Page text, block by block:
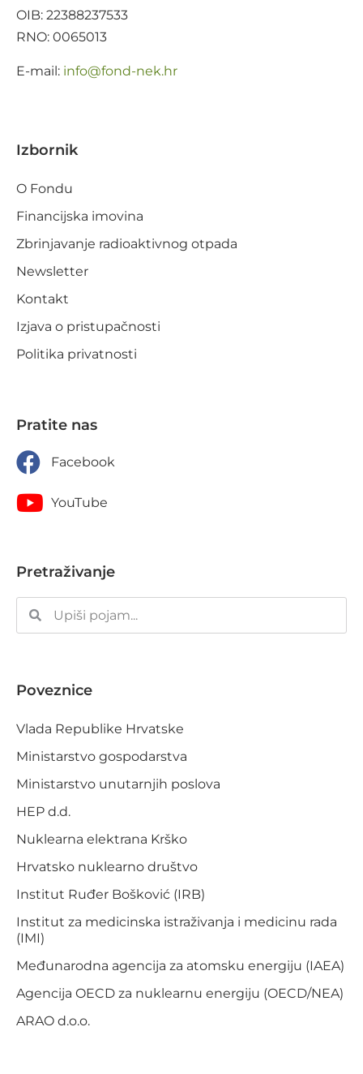
OIB: 22388237533
RNO: 0065013
E-mail: rh.ken-dnof
@ofni
Izbornik
O Fondu
Financijska imovina
Zbrinjavanje radioaktivnog otpada
Newsletter
Kontakt
Izjava o pristupačnosti
Politika privatnosti
Pratite nas
Facebook
YouTube
Pretraživanje
Poveznice
Vlada Republike Hrvatske
Ministarstvo gospodarstva
Ministarstvo unutarnjih poslova
HEP d.d.
Nuklearna elektrana Krško
Hrvatsko nuklearno društvo
Institut Ruđer Bošković (IRB)
Institut za medicinska istraživanja i medicinu rada
(IMI)
Međunarodna agencija za atomsku energiju (IAEA)
Agencija OECD za nuklearnu energiju (OECD/NEA)
ARAO d.o.o.